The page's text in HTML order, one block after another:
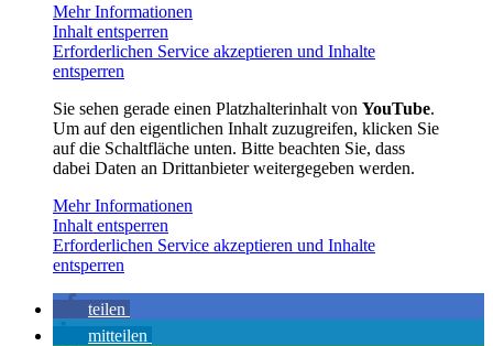
Mehr Informationen
Inhalt entsperren
Erforderlichen Service akzeptieren und Inhalte
entsperren
Sie sehen gerade einen Platzhalterinhalt von YouTube.
Um auf den eigentlichen Inhalt zuzugreifen, klicken Sie
auf die Schaltfläche unten. Bitte beachten Sie, dass
dabei Daten an Drittanbieter weitergegeben werden.
Mehr Informationen
Inhalt entsperren
Erforderlichen Service akzeptieren und Inhalte
entsperren
teilen
mitteilen